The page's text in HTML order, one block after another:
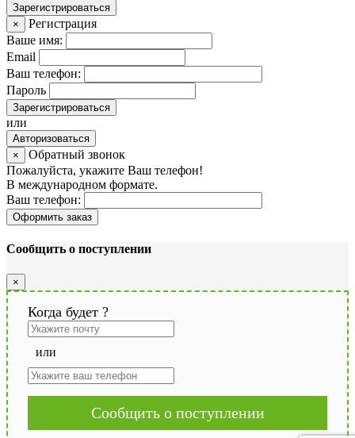
Зарегистрироваться
×
Регистрация
Ваше имя:
Email
Ваш телефон:
Пароль
Зарегистрироваться
или
Авторизоваться
×
Обратный звонок
Пожалуйста, укажите Ваш телефон!
В международном формате.
Ваш телефон:
Оформить заказ
Сообщить о поступлении
×
Когда будет ?
или
Сообщить о поступлении